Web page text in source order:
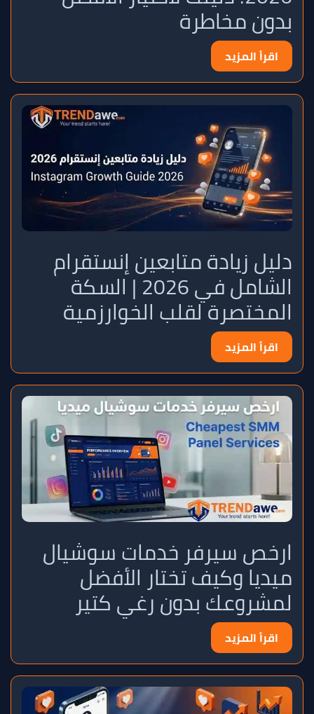
بدون مخاطرة
اقرأ المزيد
دليل زيادة متابعين إنستقرام
الشامل في 2026 | السكة
المختصرة لقلب الخوارزمية
اقرأ المزيد
ارخص سيرفر خدمات سوشيال
ميديا وكيف تختار الأفضل
لمشروعك بدون رغي كتير
اقرأ المزيد